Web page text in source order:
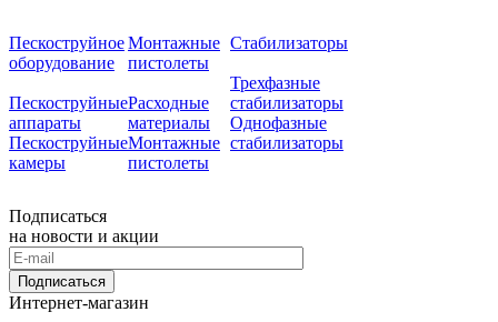
Пескоструйное
оборудование
Пескоструйные
аппараты
Пескоструйные
камеры
Монтажные
пистолеты
Расходные
материалы
Монтажные
пистолеты
Стабилизаторы
Трехфазные
стабилизаторы
Однофазные
стабилизаторы
Подписаться
на новости и акции
Подписаться
Интернет-магазин